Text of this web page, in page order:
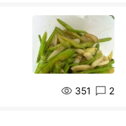
351 2